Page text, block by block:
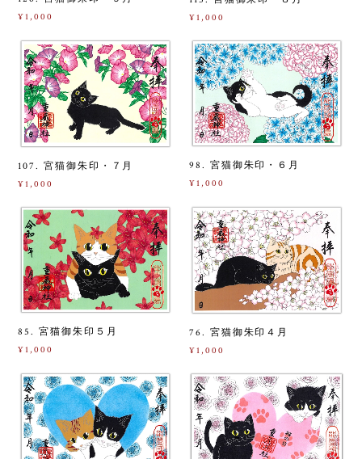
¥1,000 ¥1,000
107. 宮猫御朱印・７月
¥1,000
98. 宮猫御朱印・６月
¥1,000
85. 宮猫御朱印５月
¥1,000
76. 宮猫御朱印４月
¥1,000